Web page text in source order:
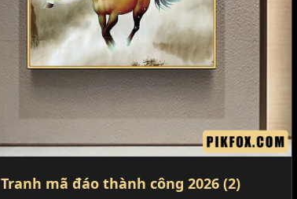
Tranh mã đáo thành công 2026 (2)